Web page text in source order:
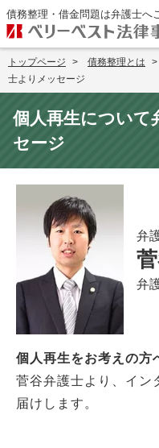
債務整理・借金問題は弁護士へ
トップページ 債務整理とは
士よりメッセージ
個人再生について
セージ
弁
弁
個人再生をお考えの方
菅谷弁護士より、イン
届けします。